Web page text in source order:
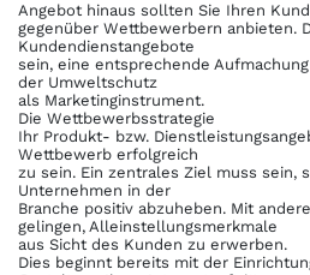
Angebot hinaus sollten Sie Ihren
gegenüber Wettbewerbern anbieten.
Kundendienstangebote
sein, eine entsprechende
der Umweltschutz
als Marketinginstrument.
Die Wettbewerbsstrategie
Ihr Produkt- bzw.
Wettbewerb erfolgreich
zu sein. Ein zentrales Ziel muss sein,
Unternehmen in der
Branche positiv abzuheben. Mit
gelingen, Alleinstellungsmerkmale
aus Sicht des Kunden zu erwerben.
Dies beginnt bereits mit der